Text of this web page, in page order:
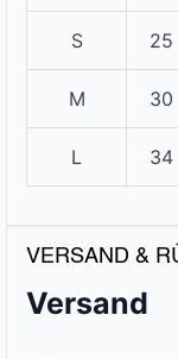
S
M
L
VERSAND &
Versand